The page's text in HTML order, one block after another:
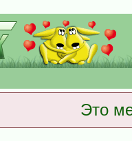
Это